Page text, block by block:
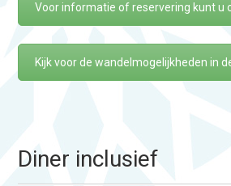
Voor informatie of reservering kunt u
Kijk voor de wandelmogelijkheden in
Diner inclusief